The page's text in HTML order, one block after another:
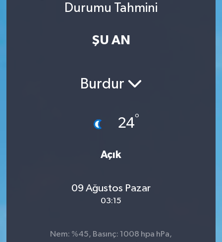
Durumu Tahmini
ŞU AN
Burdur
24°
Açık
09 Ağustos Pazar
03:15
Nem: %45, Basınç: 1008 hpa hPa,